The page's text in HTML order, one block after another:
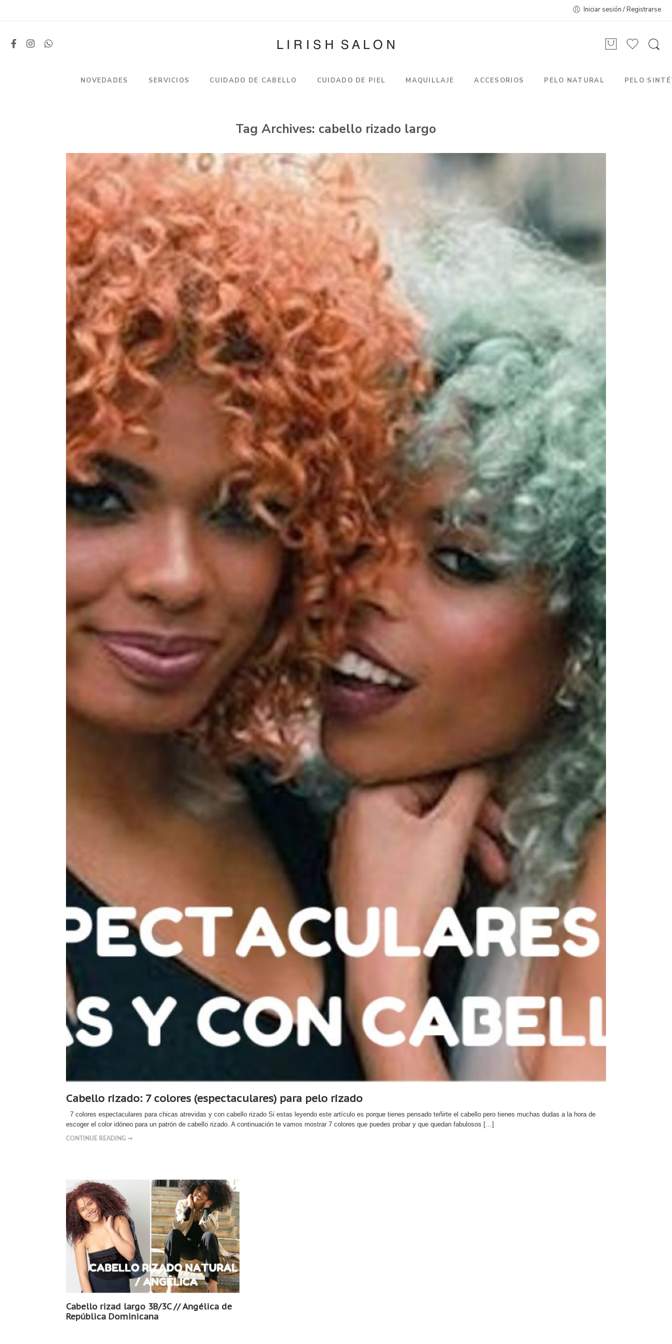
Iniciar sesión / Registrarse
NOVEDADES SERVICIOS CUIDADO DE CABELLO CUIDADO DE PIEL MAQUILLAJE ACCESORIOS PELO NATURAL PELO
Tag Archives: cabello rizado largo
Cabello rizado: 7 colores (espectaculares) para pelo rizado
7 colores espectaculares para chicas atrevidas y con cabello rizado Si estas leyendo este artículo es porque tienes pensado teñirte el cabello pero tienes muchas dudas a la hora de
escoger el color idóneo para un patrón de cabello rizado. A continuación te vamos mostrar 7 colores que puedes probar y que quedan fabulosos […]
CONTINUE READING ➞
Cabello rizad largo 3B/3C // Angélica de
República Dominicana